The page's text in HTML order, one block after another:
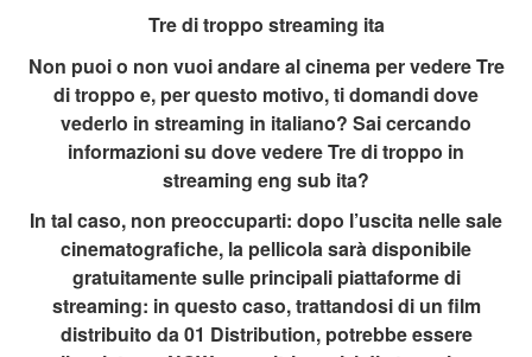
Tre di troppo streaming ita
Non puoi o non vuoi andare al cinema per vedere Tre
di troppo e, per questo motivo, ti domandi dove
vederlo in streaming in italiano? Sai cercando
informazioni su dove vedere Tre di troppo in
streaming eng sub ita?
In tal caso, non preoccuparti: dopo l’uscita nelle sale
cinematografiche, la pellicola sarà disponibile
gratuitamente sulle principali piattaforme di
streaming: in questo caso, trattandosi di un film
distribuito da 01 Distribution, potrebbe essere